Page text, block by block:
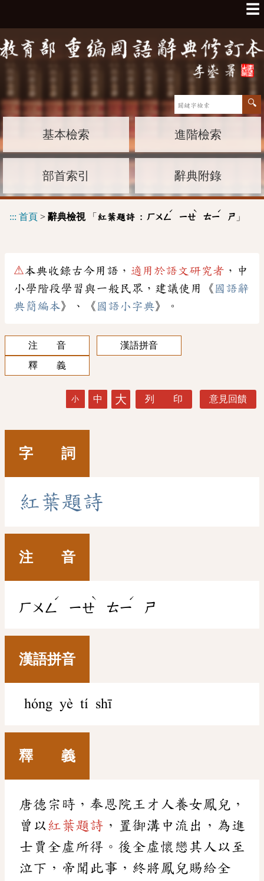
☰
基本檢索 進階檢索
部首索引 辭典附錄
::: 首頁 > 辭典檢視「 紅葉題詩 : ㄏㄨㄥ
ˊ
ㄧㄝ
ˋ
ㄊㄧ
ˊ
ㄕ 」
⚠本典收錄古今用語， 適用於語文研究者 ，中
小學階段學習與一般民眾，建議使用《 國語辭
典簡編本》、《 國語小字典》。
注 音
漢語拼音
釋 義
小 中 大 列 印 意見回饋
字 詞
紅葉題詩
注 音
ㄏㄨㄥ
ˊ
ㄧㄝ
ˋ
ㄊㄧ
ˊ
ㄕ
漢語拼音
hóng yè tí shī
釋 義
唐德宗時，奉恩院王才人養女鳳兒，
曾以紅葉題詩 ，置御溝中流出，為進
士賈全虛所得。後全虛懷戀其人以至
泣下，帝聞此事，終將鳳兒賜給全